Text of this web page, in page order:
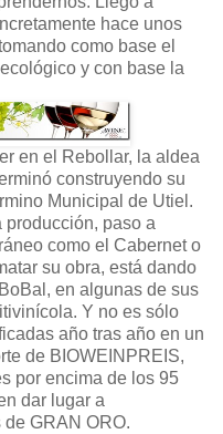
hace unos
como base el
y con base la
en el Rebollar, la aldea
construyendo su
Municipal de Utiel.
paso a
como el Cabernet o
su obra, está dando
en algunas de sus
Y no es sólo
año tras año en un
de BIOWEINPREIS,
por encima de los 95
dar lugar a
GRAN ORO.